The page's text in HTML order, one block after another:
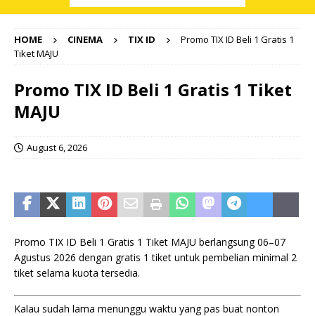
HOME CINEMA TIX ID
Promo TIX ID Beli 1 Gratis 1
Tiket MAJU
Promo TIX ID Beli 1 Gratis 1 Tiket
MAJU
August 6, 2026
Promo TIX ID Beli 1 Gratis 1 Tiket MAJU berlangsung 06–07
Agustus 2026 dengan gratis 1 tiket untuk pembelian minimal 2
tiket selama kuota tersedia.
Kalau sudah lama menunggu waktu yang pas buat nonton